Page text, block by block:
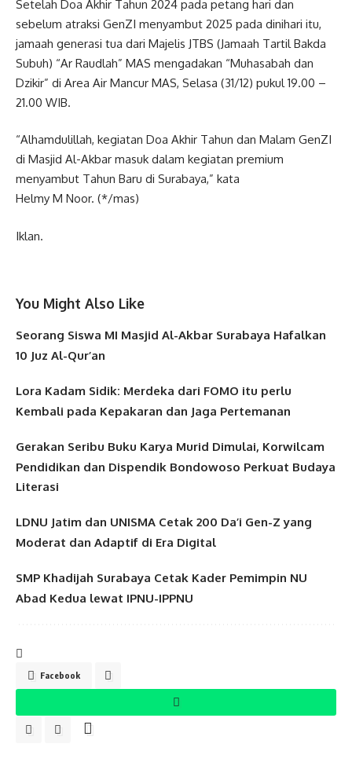
Setelah Doa Akhir Tahun 2024 pada petang hari dan
sebelum atraksi GenZI menyambut 2025 pada dinihari itu,
jamaah generasi tua dari Majelis JTBS (Jamaah Tartil Bakda
Subuh) “Ar Raudlah” MAS mengadakan “Muhasabah dan
Dzikir” di Area Air Mancur MAS, Selasa (31/12) pukul 19.00 –
21.00 WIB.
“Alhamdulillah, kegiatan Doa Akhir Tahun dan Malam GenZI
di Masjid Al-Akbar masuk dalam kegiatan premium
menyambut Tahun Baru di Surabaya,” kata
Helmy M Noor. (*/mas)
Iklan.
You Might Also Like
Seorang Siswa MI Masjid Al-Akbar Surabaya Hafalkan
10 Juz Al-Qur’an
Lora Kadam Sidik: Merdeka dari FOMO itu perlu
Kembali pada Kepakaran dan Jaga Pertemanan
Gerakan Seribu Buku Karya Murid Dimulai, Korwilcam
Pendidikan dan Dispendik Bondowoso Perkuat Budaya
Literasi
LDNU Jatim dan UNISMA Cetak 200 Da’i Gen-Z yang
Moderat dan Adaptif di Era Digital
SMP Khadijah Surabaya Cetak Kader Pemimpin NU
Abad Kedua lewat IPNU-IPPNU
Facebook